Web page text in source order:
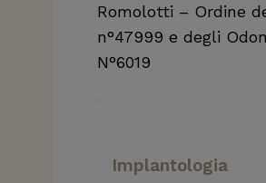
Romolotti – Ordine
n°47999 e degli
N°6019
Implantologia